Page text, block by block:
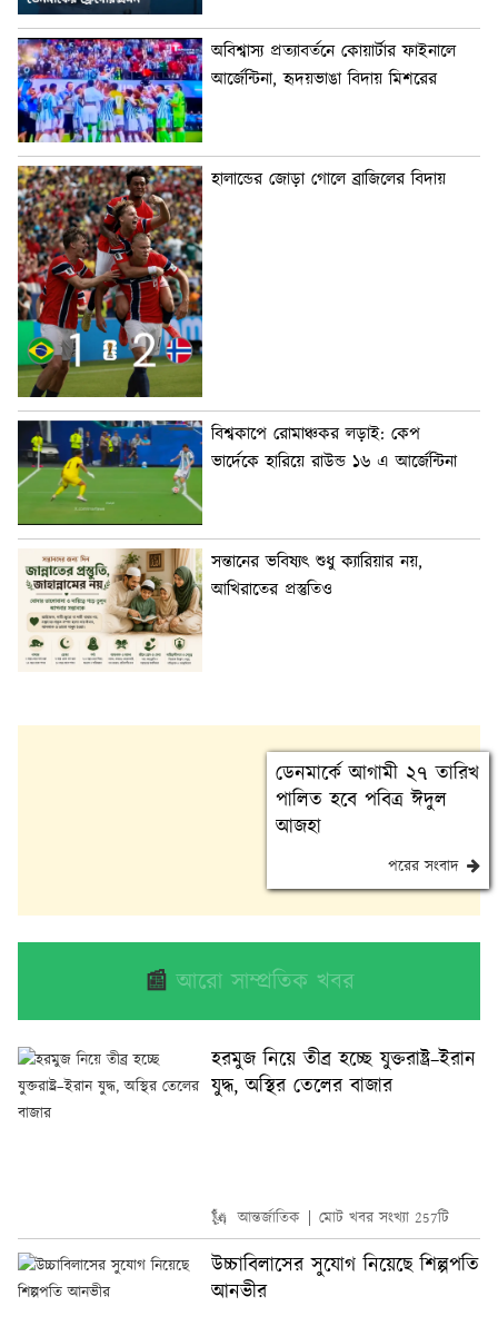
অবিশ্বাস্য প্রত্যাবর্তনে কোয়ার্টার ফাইনালে
আর্জেন্টিনা, হৃদয়ভাঙা বিদায় মিশরের
হালান্ডের জোড়া গোলে ব্রাজিলের বিদায়
বিশ্বকাপে রোমাঞ্চকর লড়াই: কেপ
ভার্দেকে হারিয়ে রাউন্ড ১৬ এ আর্জেন্টিনা
সন্তানের ভবিষ্যৎ শুধু ক্যারিয়ার নয়,
আখিরাতের প্রস্তুতিও
ডেনমার্কে আগামী ২৭ তারিখ
পালিত হবে পবিত্র ঈদুল
আজহা
পরের সংবাদ
📰আরো সাম্প্রতিক খবর
হরমুজ নিয়ে তীব্র হচ্ছে যুক্তরাষ্ট্র–ইরান
যুদ্ধ, অস্থির তেলের বাজার
🗽 আন্তর্জাতিক মোট খবর সংখ্যা 257টি
উচ্চাবিলাসের সুযোগ নিয়েছে শিল্পপতি
আনভীর